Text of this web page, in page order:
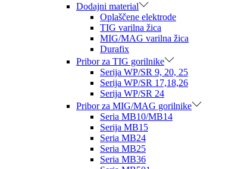
Dodajni material
Oplaščene elektrode
TIG varilna žica
MIG/MAG varilna žica
Durafix
Pribor za TIG gorilnike
Serija WP/SR 9, 20, 25
Serija WP/SR 17,18,26
Serija WP/SR 24
Pribor za MIG/MAG gorilnike
Seria MB10/MB14
Serija MB15
Seria MB24
Seria MB25
Seria MB36